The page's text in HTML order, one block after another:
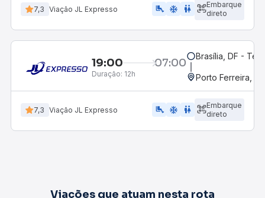
7,3 Viação JL Expresso airline_seat_legroom_extra ac_unit WC
Embarque
direto
19:00 07:00
Duração: 12h
Brasília, DF -
Porto Ferreira,
7,3 Viação JL Expresso airline_seat_legroom_extra ac_unit wc
Embarque
direto
Viações que atuam nesta rota